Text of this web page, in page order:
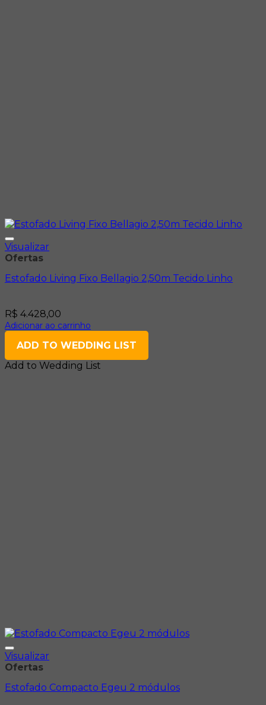
Visualizar
Ofertas
Estofado Living Fixo Bellagio 2,50m Tecido Linho
R$ 4.428,00
Adicionar ao carrinho
ADD TO WEDDING LIST
Add to Wedding List
Visualizar
Ofertas
Estofado Compacto Egeu 2 módulos